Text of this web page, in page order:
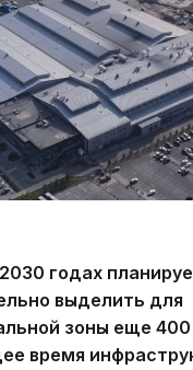
годах
выделить для
зоны еще 400
время